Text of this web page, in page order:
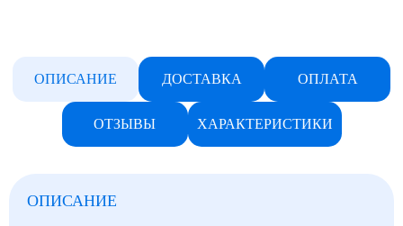
ОПИСАНИЕ ДОСТАВКА ОПЛАТА
ОТЗЫВЫ ХАРАКТЕРИСТИКИ
ОПИСАНИЕ